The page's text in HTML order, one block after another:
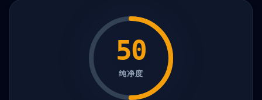
50
纯净度